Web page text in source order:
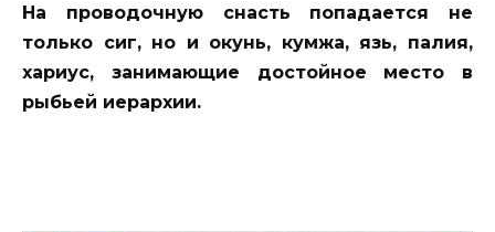
На проводочную снасть попадается не
только сиг, но и окунь, кумжа, язь, палия,
хариус, занимающие достойное место в
рыбьей иерархии.